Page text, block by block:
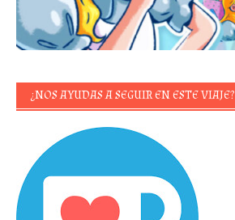
¿NOS AYUDAS A SEGUIR EN ESTE VIAJE?